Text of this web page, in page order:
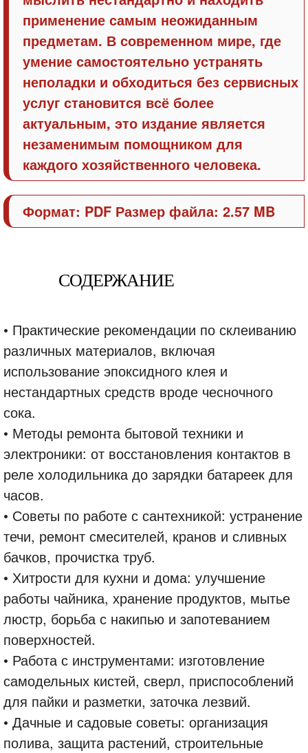
применение самым неожиданным
предметам. В современном мире, где
умение самостоятельно устранять
неполадки и обходиться без сервисных
услуг становится всё более
актуальным, это издание является
незаменимым помощником для
каждого хозяйственного человека.
Формат: PDF Размер файла: 2.57 MB
СОДЕРЖАНИЕ
• Практические рекомендации по склеиванию
различных материалов, включая
использование эпоксидного клея и
нестандартных средств вроде чесночного
сока.
• Методы ремонта бытовой техники и
электроники: от восстановления контактов в
реле холодильника до зарядки батареек для
часов.
• Советы по работе с сантехникой: устранение
течи, ремонт смесителей, кранов и сливных
бачков, прочистка труб.
• Хитрости для кухни и дома: улучшение
работы чайника, хранение продуктов, мытье
люстр, борьба с накипью и запотеванием
поверхностей.
• Работа с инструментами: изготовление
самодельных кистей, сверл, приспособлений
для пайки и разметки, заточка лезвий.
• Дачные и садовые советы: организация
полива, защита растений, строительные